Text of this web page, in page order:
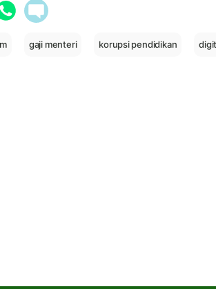
gaji menteri korupsi pendidikan